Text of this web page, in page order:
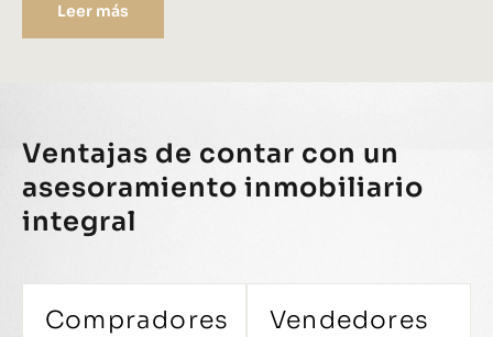
Leer más
Ventajas de contar con un
asesoramiento inmobiliario
integral
Compradores Vendedores